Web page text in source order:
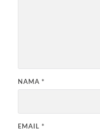
NAMA *
EMAIL *